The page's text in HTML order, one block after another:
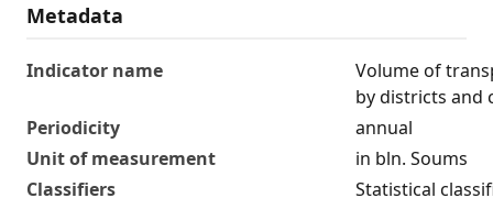
Metadata
Indicator name
Volume of
by districts and
Periodicity
annual
Unit of measurement
in bln. Soums
Classifiers
Statistical